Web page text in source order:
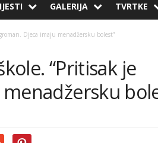
GALERIJA TVRTKE
Djeca imaju menadžersku bolest”
“Pritisak je